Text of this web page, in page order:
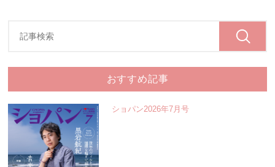
おすすめ記事
ショパン2026年7月号